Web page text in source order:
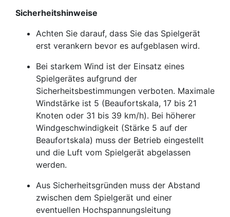
Sicherheitshinweise
Achten Sie darauf, dass Sie das Spielgerät
erst verankern bevor es aufgeblasen wird.
Bei starkem Wind ist der Einsatz eines
Spielgerätes aufgrund der
Sicherheitsbestimmungen verboten. Maximale
Windstärke ist 5 (Beaufortskala, 17 bis 21
Knoten oder 31 bis 39 km/h). Bei höherer
Windgeschwindigkeit (Stärke 5 auf der
Beaufortskala) muss der Betrieb eingestellt
und die Luft vom Spielgerät abgelassen
werden.
Aus Sicherheitsgründen muss der Abstand
zwischen dem Spielgerät und einer
eventuellen Hochspannungsleitung